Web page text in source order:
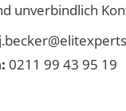
unverbindlich
0211 99 43 95 19